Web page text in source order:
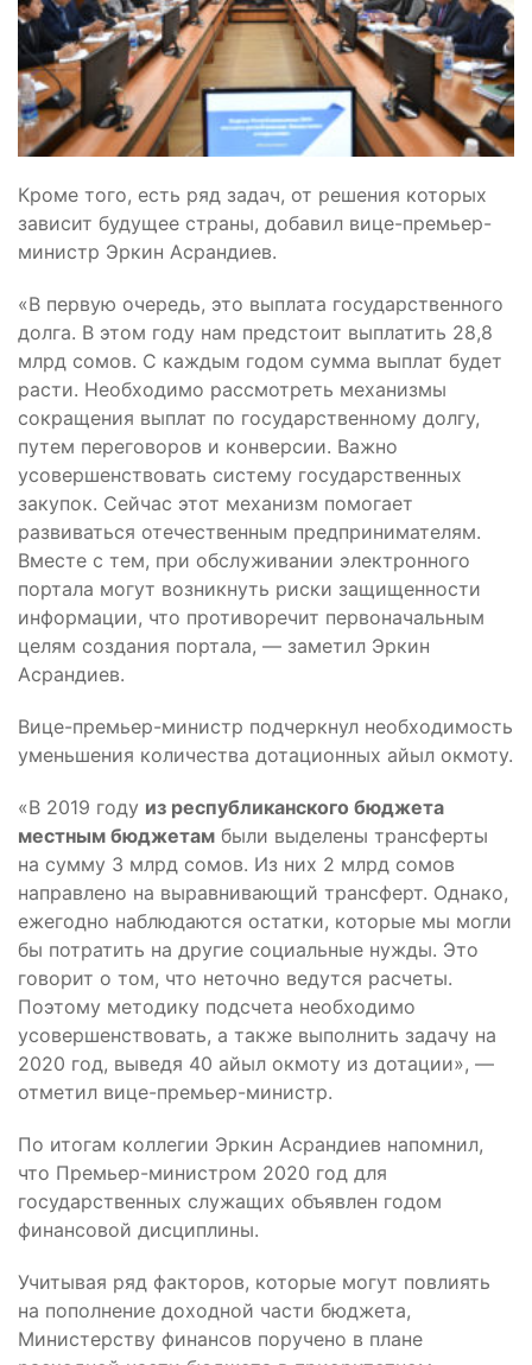
Кроме того, есть ряд задач, от решения которых
зависит будущее страны, добавил вице-премьер-
министр Эркин Асрандиев.
«В первую очередь, это выплата государственного
долга. В этом году нам предстоит выплатить 28,8
млрд сомов. С каждым годом сумма выплат будет
расти. Необходимо рассмотреть механизмы
сокращения выплат по государственному долгу,
путем переговоров и конверсии. Важно
усовершенствовать систему государственных
закупок. Сейчас этот механизм помогает
развиваться отечественным предпринимателям.
Вместе с тем, при обслуживании электронного
портала могут возникнуть риски защищенности
информации, что противоречит первоначальным
целям создания портала, — заметил Эркин
Асрандиев.
Вице-премьер-министр подчеркнул необходимость
уменьшения количества дотационных айыл окмоту.
«В 2019 году из республиканского бюджета
местным бюджетам были выделены трансферты
на сумму 3 млрд сомов. Из них 2 млрд сомов
направлено на выравнивающий трансферт. Однако,
ежегодно наблюдаются остатки, которые мы могли
бы потратить на другие социальные нужды. Это
говорит о том, что неточно ведутся расчеты.
Поэтому методику подсчета необходимо
усовершенствовать, а также выполнить задачу на
2020 год, выведя 40 айыл окмоту из дотации», —
отметил вице-премьер-министр.
По итогам коллегии Эркин Асрандиев напомнил,
что Премьер-министром 2020 год для
государственных служащих объявлен годом
финансовой дисциплины.
Учитывая ряд факторов, которые могут повлиять
на пополнение доходной части бюджета,
Министерству финансов поручено в плане